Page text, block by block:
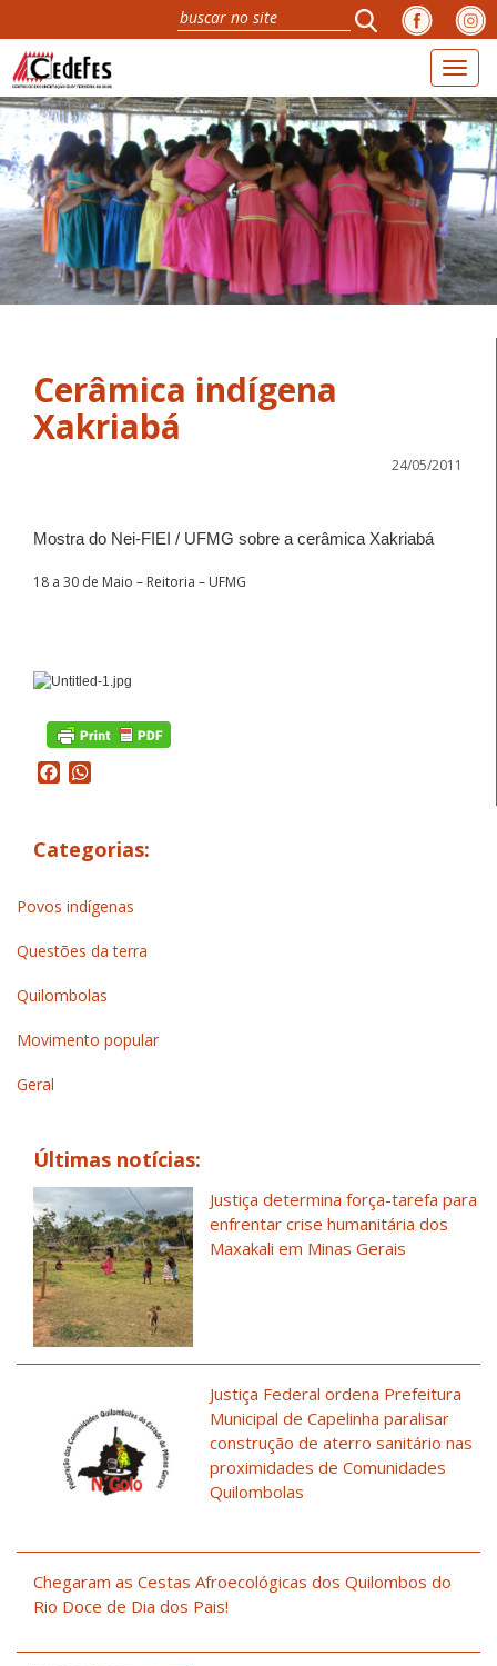
Cerâmica indígena
Xakriabá
24/05/2011
Mostra do Nei-FIEI / UFMG sobre a cerâmica Xakriabá
18 a 30 de Maio – Reitoria – UFMG
Facebook
Categorias:
Povos indígenas
Questões da terra
Quilombolas
Movimento popular
Geral
Últimas notícias:
Justiça determina força-tarefa para
enfrentar crise humanitária dos
Maxakali em Minas Gerais
Justiça Federal ordena Prefeitura
Municipal de Capelinha paralisar
construção de aterro sanitário nas
proximidades de Comunidades
Quilombolas
Chegaram as Cestas Afroecológicas dos Quilombos do
Rio Doce de Dia dos Pais!